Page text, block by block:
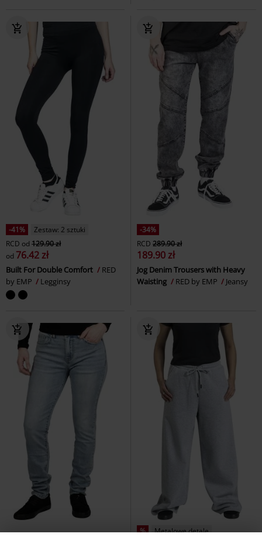
-41%
Zestaw: 2 sztuki
RCD od 129.90 zł
od 76.42 zł
Built For Double Comfort
RED
by EMP
Legginsy
-34%
RCD 289.90 zł
189.90 zł
Jog Denim Trousers with Heavy
Waisting
RED by EMP Jeansy
% Metalowe detale